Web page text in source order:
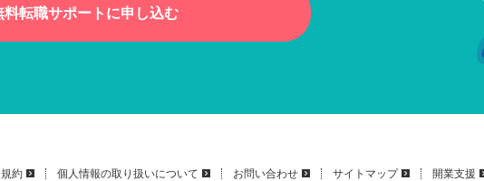
料転職サポートに申し込む
約 個人情報の取り扱いについて お問い合わせ サイトマップ 開業支援